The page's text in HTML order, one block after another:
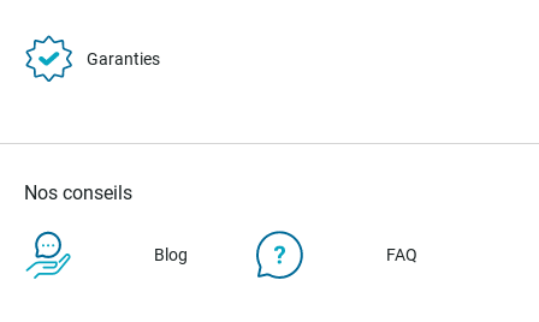
Garanties
Nos conseils
Blog FAQ